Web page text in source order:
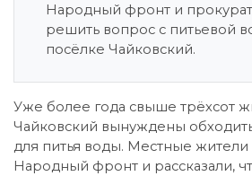
Народный фронт и
решить вопрос с питьевой
посёлке Чайковский.
Уже более года свыше трёхсот
Чайковский вынуждены
для питья воды. Местные жители
Народный фронт и рассказали,